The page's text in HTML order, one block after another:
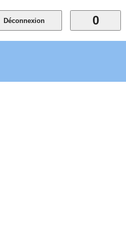
0